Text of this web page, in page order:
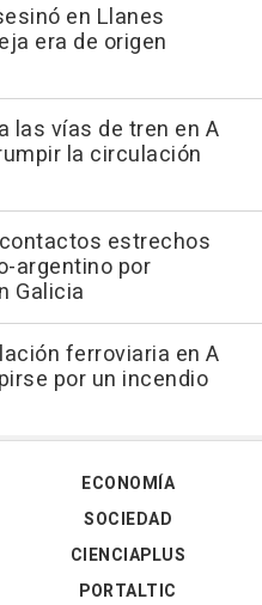
en Llanes
era de origen
las vías de tren en A
la circulación
estrechos
argentino por
Galicia
ferroviaria en A
por un incendio
ECONOMÍA
SOCIEDAD
CIENCIAPLUS
PORTALTIC